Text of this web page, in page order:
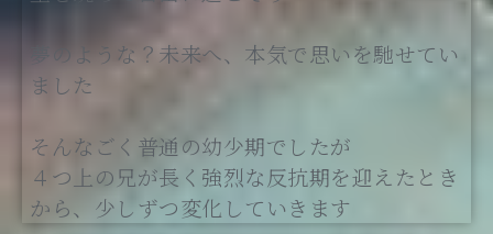
夢のような？未来へ、本気で思いを馳せてい
ました
そんなごく普通の幼少期でしたが
４つ上の兄が長く強烈な反抗期を迎えたとき
から、少しずつ変化していきます